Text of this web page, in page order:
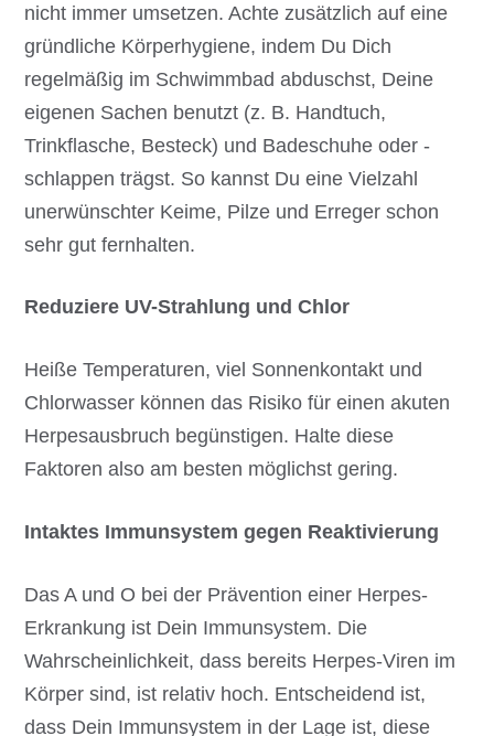
nicht immer umsetzen. Achte zusätzlich auf eine
gründliche Körperhygiene, indem Du Dich
regelmäßig im Schwimmbad abduschst, Deine
eigenen Sachen benutzt (z. B. Handtuch,
Trinkflasche, Besteck) und Badeschuhe oder -
schlappen trägst. So kannst Du eine Vielzahl
unerwünschter Keime, Pilze und Erreger schon
sehr gut fernhalten.
Reduziere UV-Strahlung und Chlor
Heiße Temperaturen, viel Sonnenkontakt und
Chlorwasser können das Risiko für einen akuten
Herpesausbruch begünstigen. Halte diese
Faktoren also am besten möglichst gering.
Intaktes Immunsystem gegen Reaktivierung
Das A und O bei der Prävention einer Herpes-
Erkrankung ist Dein Immunsystem. Die
Wahrscheinlichkeit, dass bereits Herpes-Viren im
Körper sind, ist relativ hoch. Entscheidend ist,
dass Dein Immunsystem in der Lage ist, diese